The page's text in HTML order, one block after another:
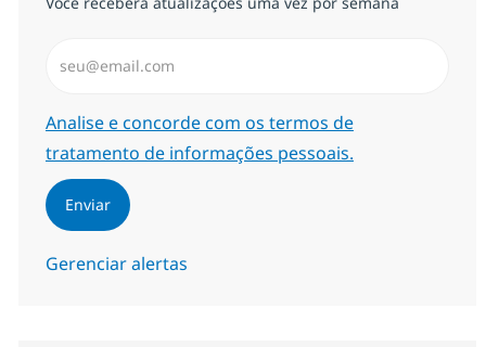
Required
Analise e concorde com os termos de
tratamento de informações pessoais.
Enviar
Gerenciar alertas